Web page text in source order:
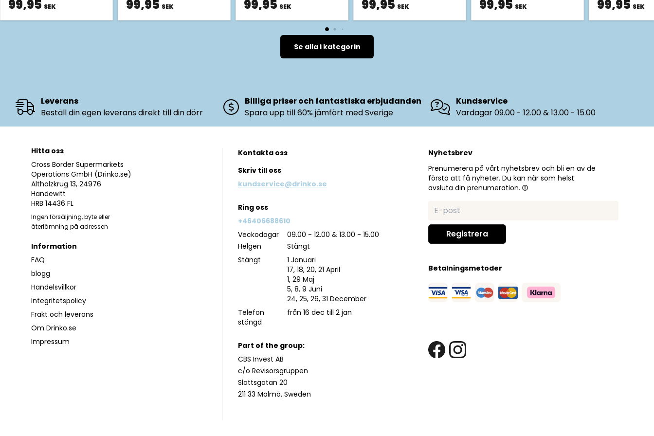
99,95 SEK 99,95 SEK 99,95 SEK 99,95 SEK 99,95 SEK 99,95 SEK
Se alla i kategorin
Leverans
Beställ din egen leverans direkt till din dörr
Billiga priser och fantastiska erbjudanden
Spara upp till 60% jämfört med Sverige
Kundservice
Vardagar 09.00 - 12.00 & 13.00 - 15.00
Hitta oss
Cross Border Supermarkets
Operations GmbH (Drinko.se)
Altholzkrug 13, 24976
Handewitt
HRB 14436 FL
Ingen försäljning, byte eller
återlämning på adressen
Information
FAQ
blogg
Handelsvillkor
Integritetspolicy
Frakt och leverans
Om Drinko.se
Impressum
Kontakta oss
Skriv till oss
kundservice@drinko.se
Ring oss
+46406688610
Veckodagar
09.00 - 12.00 & 13.00 - 15.00
Helgen
Stängt
Stängt
Telefon
stängd
1 Januari
17, 18, 20, 21 April
1, 29 Maj
5, 8, 9 Juni
24, 25, 26, 31 December
från 16 dec till 2 jan
Part of the group:
CBS Invest AB
c/o Revisorsgruppen
Slottsgatan 20
211 33 Malmö, Sweden
Nyhetsbrev
Prenumerera på vårt nyhetsbrev och bli en av de
första att få nyheter. Du kan när som helst
avsluta din prenumeration.
Betalningsmetoder